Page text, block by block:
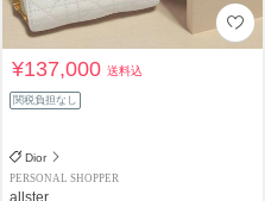
¥137,000送料込
関税負担なし
Dior
PERSONAL SHOPPER
allster